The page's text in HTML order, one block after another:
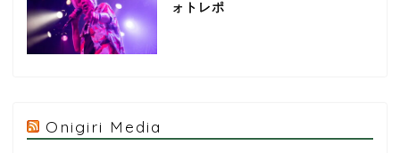
ォトレポ
Onigiri Media